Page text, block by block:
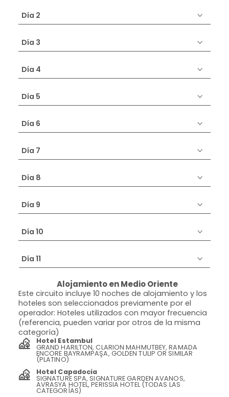
Día 2
Día 3
Día 4
Día 5
Día 6
Día 7
Día 8
Día 9
Día 10
Día 11
Alojamiento en Medio Oriente
Este circuito incluye 10 noches de alojamiento y los
hoteles son seleccionados previamente por el
operador: Hoteles utilizados con mayor frecuencia
(referencia, pueden variar por otros de la misma
categoría)
Hotel Estambul
GRAND HARILTON, CLARION MAHMUTBEY, RAMADA
ENCORE BAYRAMPAŞA, GOLDEN TULIP OR SIMILAR
(PLATINO)
Hotel Capadocia
SIGNATURE SPA, SIGNATURE GARDEN AVANOS,
AVRASYA HOTEL, PERISSIA HOTEL (TODAS LAS
CATEGORÍAS)